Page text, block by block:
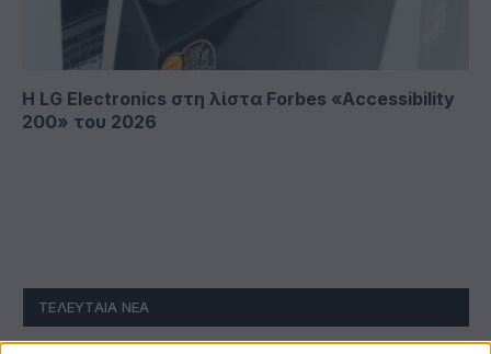
Η LG Electronics στη λίστα Forbes «Accessibility
200» του 2026
ΤΕΛΕΥΤΑΊΑ ΝΈΑ